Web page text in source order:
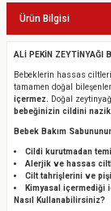
Ürün Bilgisi
ALİ PEKİN ZEYTİNYAĞI
Bebeklerin hassas
tamamen doğal
içermez. Doğal
bebeğinizin cildini
Bebek Bakım
Cildi kurutmadan
Alerjik ve hassas
Cilt tahrişlerini ve
Kimyasal içermediği
Nasıl Kullanabilirsiniz?